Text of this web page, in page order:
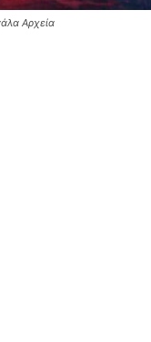
Αρχεία